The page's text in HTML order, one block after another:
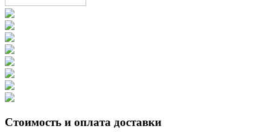
Стоимость и оплата доставки